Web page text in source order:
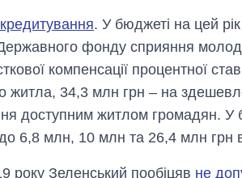
. У бюджеті на цей
фонду сприяння
компенсації процентної
житла, 34,3 млн грн – на
доступним житлом громадян. У
6,8 млн, 10 млн та 26,4 млн грн
року Зеленський пообіцяв не